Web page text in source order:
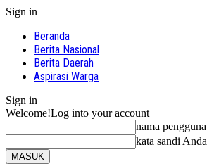
Sign in
Beranda
Berita Nasional
Berita Daerah
Aspirasi Warga
Sign in
Welcome!Log into your account
nama pengguna
kata sandi Anda